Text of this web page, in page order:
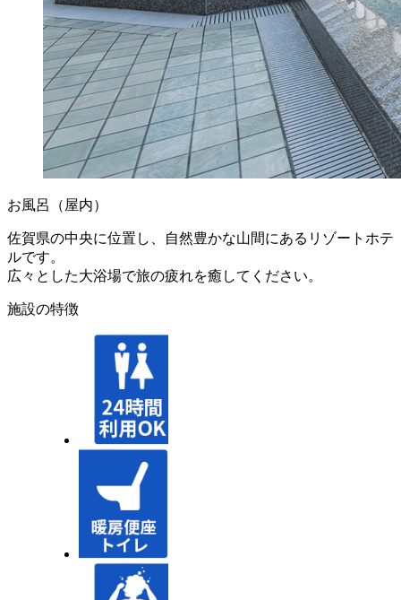
お風呂（屋内）
佐賀県の中央に位置し、自然豊かな山間にあるリゾートホテ
ルです。
広々とした大浴場で旅の疲れを癒してください。
施設の特徴